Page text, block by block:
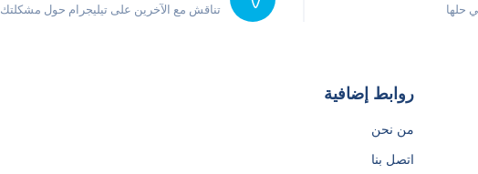
حلها تناقش مع الآخرين على تيليجرام حول مشكلتك
روابط إضافية
من نحن
اتصل بنا